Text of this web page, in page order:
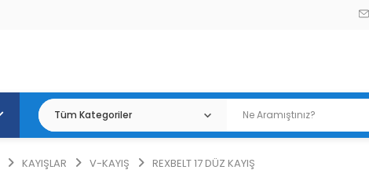
KAYIŞLAR V-KAYIŞ REXBELT 17 DÜZ KAYIŞ